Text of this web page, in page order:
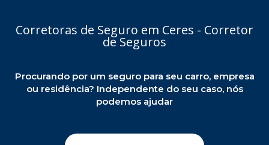
Corretoras de Seguro em Ceres - Corretor
de Seguros
Procurando por um seguro para seu carro, empresa
ou residência? Independente do seu caso, nós
podemos ajudar